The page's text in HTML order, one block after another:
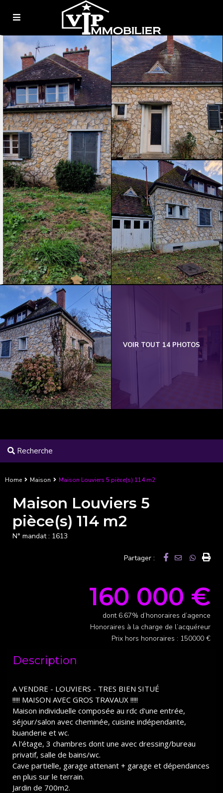
VOIR TOUT 14 PHOTOS
Recherche
Home Maison Maison Louviers 5 pièce(s) 114 m2
Maison Louviers 5
pièce(s) 114 m2
N° mandat : 1613
Partager :
160 000 €
dont 6.67% d’honoraires d’agence
Honoraires à la charge de l’acquéreur
Prix hors honoraires : 150000 €
Description
A VENDRE - LOUVIERS - TRES BIEN SITUÉ
!!!!! MAISON AVEC GROS TRAVAUX !!!!!
Maison individuelle composée au rdc d'une entrée,
séjour/salon avec cheminée, cuisine indépendante,
buanderie et wc.
A l'étage, 3 chambres dont une avec dressing/bureau
privatif, salle de bains/wc.
Cave partielle, garage attenant + garage et dépendances
en plus sur le terrain.
Jardin de 700m2.